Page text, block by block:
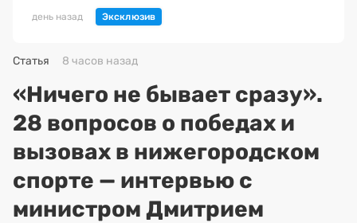
день назад
Статья 8 часов назад
«Ничего не бывает сразу».
28 вопросов о победах и
вызовах в нижегородском
спорте — интервью с
министром Дмитрием